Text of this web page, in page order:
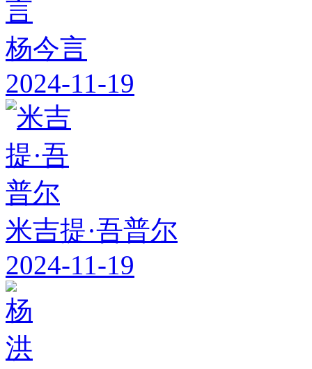
杨今言
2024-11-19
米吉提·吾普尔
2024-11-19